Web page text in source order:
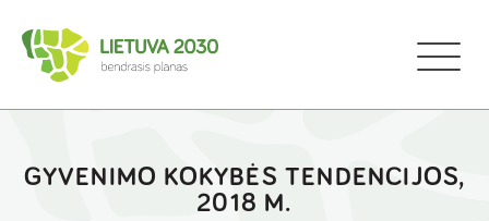
GYVENIMO KOKYBĖS TENDENCIJOS,
2018 M.